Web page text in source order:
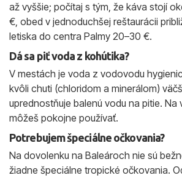
až vyššie; počítaj s tým, že káva stojí
€, obed v jednoduchšej reštaurácii
letiska do centra Palmy 20–30 €.
Dá sa piť voda z kohútika?
V mestách je voda z vodovodu
kvôli chuti (chloridom a minerálom)
uprednostňuje balenú vodu na pitie. Na
môžeš pokojne používať.
Potrebujem špeciálne očkovania?
Na dovolenku na Baleároch nie sú
žiadne špeciálne tropické očkovania.